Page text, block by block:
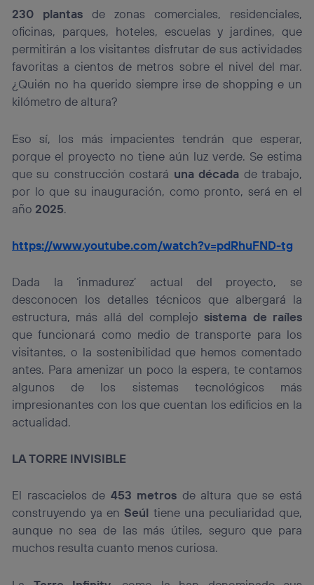
230 plantas de zonas comerciales, residenciales,
oficinas, parques, hoteles, escuelas y jardines, que
permitirán a los visitantes disfrutar de sus actividades
favoritas a cientos de metros sobre el nivel del mar.
¿Quién no ha querido siempre irse de shopping e un
kilómetro de altura?
Eso sí, los más impacientes tendrán que esperar,
porque el proyecto no tiene aún luz verde. Se estima
que su construcción costará una década de trabajo,
por lo que su inauguración, como pronto, será en el
año 2025.
https://www.youtube.com/watch?v=pdRhuFND-tg
Dada la ‘inmadurez’ actual del proyecto, se
desconocen los detalles técnicos que albergará la
estructura, más allá del complejosistema de raíles
que funcionará como medio de transporte para los
visitantes, o la sostenibilidad que hemos comentado
antes. Para amenizar un poco la espera, te contamos
algunos de los sistemas tecnológicos más
impresionantes con los que cuentan los edificios en la
actualidad.
LA TORRE INVISIBLE
El rascacielos de 453 metros de altura que se está
construyendo ya enSeúl tiene una peculiaridad que,
aunque no sea de las más útiles, seguro que para
muchos resulta cuanto menos curiosa.